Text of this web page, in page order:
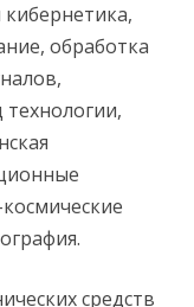
обработка
средств